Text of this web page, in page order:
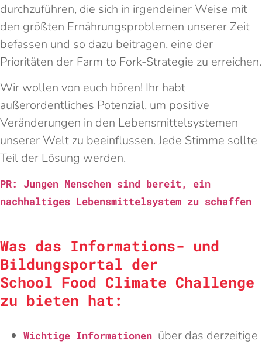
durchzuführen, die sich in irgendeiner Weise mit
den größten Ernährungsproblemen unserer Zeit
befassen und so dazu beitragen, eine der
Prioritäten der Farm to Fork-Strategie zu erreichen.
Wir wollen von euch hören! Ihr habt
außerordentliches Potenzial, um positive
Veränderungen in den Lebensmittelsystemen
unserer Welt zu beeinflussen. Jede Stimme sollte
Teil der Lösung werden.
PR: Jungen Menschen sind bereit, ein
nachhaltiges Lebensmittelsystem zu schaffen
Was das Informations- und
Bildungsportal der
School Food Climate Challenge
zu bieten hat:
Wichtige Informationen über das derzeitige